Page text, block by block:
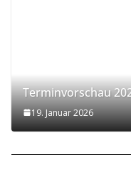
Terminvorschau
19. Januar 2026